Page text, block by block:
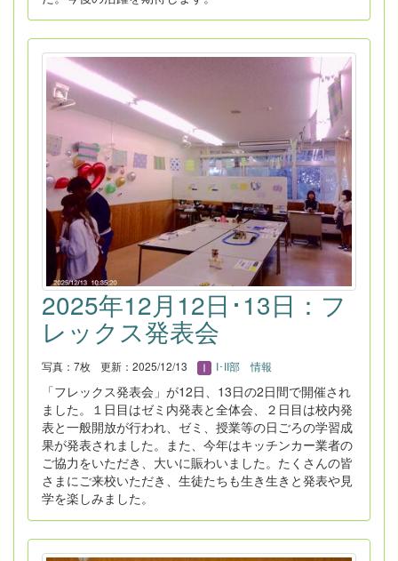
2025年12月12日･13日：フ
レックス発表会
写真：7枚 更新：2025/12/13 I･II部 情報
「フレックス発表会」が12日、13日の2日間で開催され
ました。１日目はゼミ内発表と全体会、２日目は校内発
表と一般開放が行われ、ゼミ、授業等の日ごろの学習成
果が発表されました。また、今年はキッチンカー業者の
ご協力をいただき、大いに賑わいました。たくさんの皆
さまにご来校いただき、生徒たちも生き生きと発表や見
学を楽しみました。